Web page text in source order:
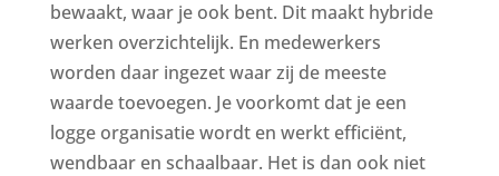
bewaakt, waar je ook bent. Dit maakt hybride
werken overzichtelijk. En medewerkers
worden daar ingezet waar zij de meeste
waarde toevoegen. Je voorkomt dat je een
logge organisatie wordt en werkt efficiënt,
wendbaar en schaalbaar. Het is dan ook niet